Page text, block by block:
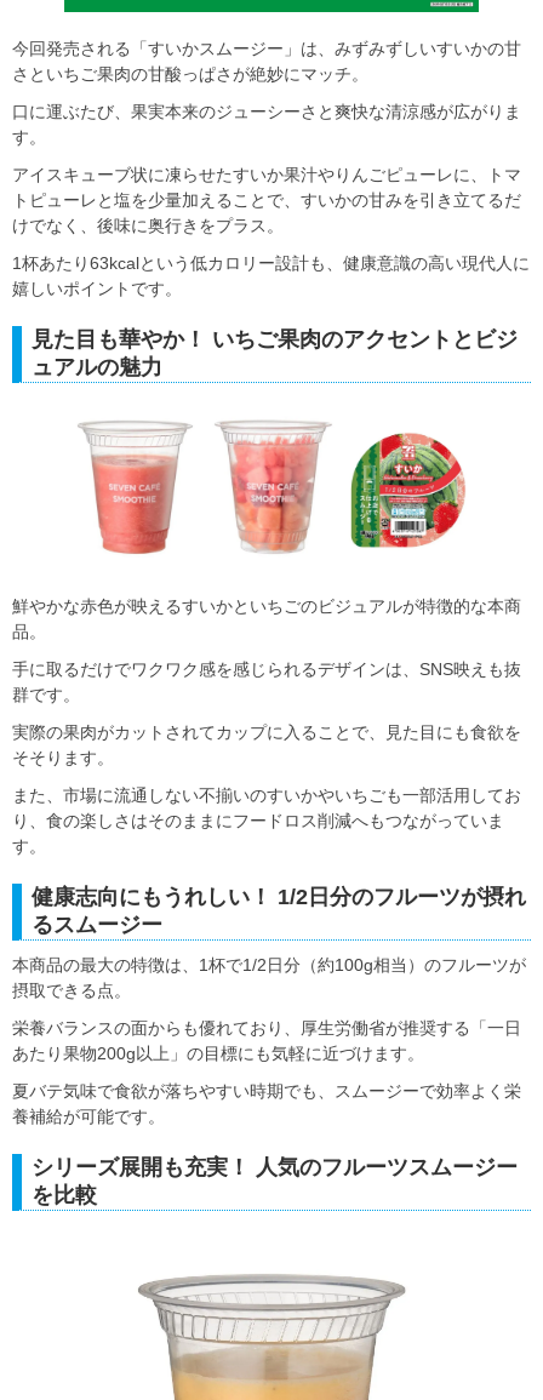
今回発売される「すいかスムージー」は、みずみずしいすいかの甘
さといちご果肉の甘酸っぱさが絶妙にマッチ。
口に運ぶたび、果実本来のジューシーさと爽快な清涼感が広がりま
す。
アイスキューブ状に凍らせたすいか果汁やりんごピューレに、トマ
トピューレと塩を少量加えることで、すいかの甘みを引き立てるだ
けでなく、後味に奥行きをプラス。
1杯あたり63kcalという低カロリー設計も、健康意識の高い現代人に
嬉しいポイントです。
見た目も華やか！ いちご果肉のアクセントとビジ
ュアルの魅力
鮮やかな赤色が映えるすいかといちごのビジュアルが特徴的な本商
品。
手に取るだけでワクワク感を感じられるデザインは、SNS映えも抜
群です。
実際の果肉がカットされてカップに入ることで、見た目にも食欲を
そそります。
また、市場に流通しない不揃いのすいかやいちごも一部活用してお
り、食の楽しさはそのままにフードロス削減へもつながっていま
す。
健康志向にもうれしい！ 1/2日分のフルーツが摂れ
るスムージー
本商品の最大の特徴は、1杯で1/2日分（約100g相当）のフルーツが
摂取できる点。
栄養バランスの面からも優れており、厚生労働省が推奨する「一日
あたり果物200g以上」の目標にも気軽に近づけます。
夏バテ気味で食欲が落ちやすい時期でも、スムージーで効率よく栄
養補給が可能です。
シリーズ展開も充実！ 人気のフルーツスムージー
を比較